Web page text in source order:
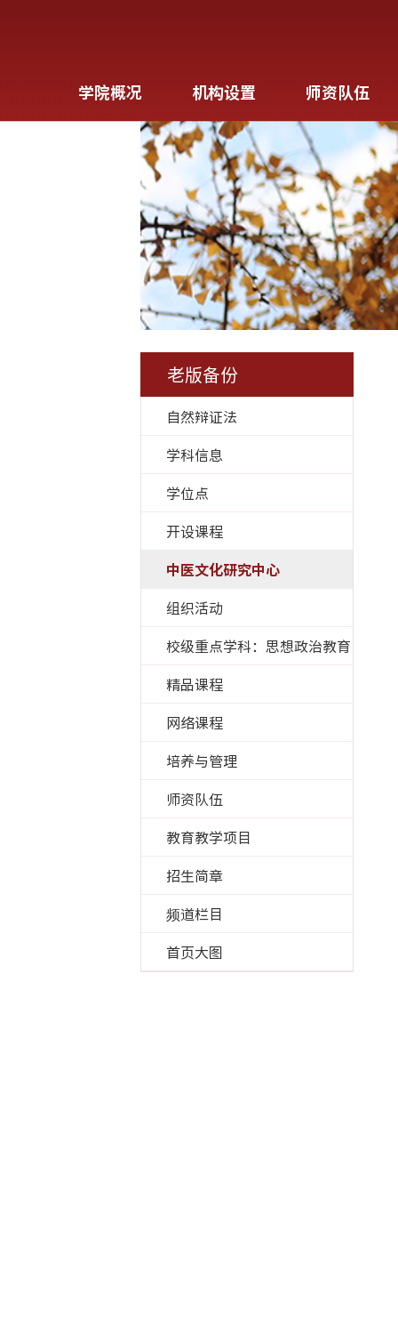
学院概况 机构设置 师资队伍
老版备份
自然辩证法
学科信息
学位点
开设课程
中医文化研究中心
组织活动
校级重点学科：思想政治教育
精品课程
网络课程
培养与管理
师资队伍
教育教学项目
招生简章
频道栏目
首页大图